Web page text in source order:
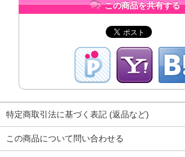
この商品を共有する
特定商取引法に基づく表記 (返品など)
この商品について問い合わせる